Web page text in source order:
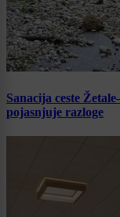
Sanacija ceste
pojasnjuje razloge